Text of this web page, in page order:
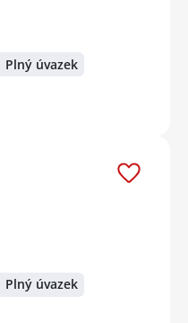
Plný úvazek
Plný úvazek